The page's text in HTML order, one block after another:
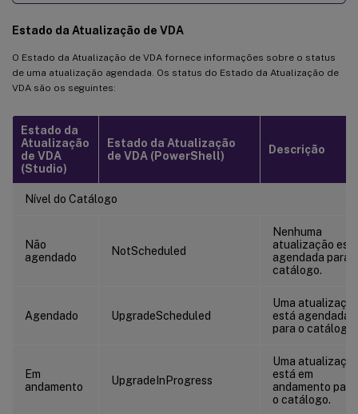
Estado da Atualização de VDA
O Estado da Atualização de VDA fornece informações sobre o status
de uma atualização agendada. Os status do Estado da Atualização de
VDA são os seguintes:
Estado da
Atualização
de VDA
(Studio)
Estado da Atualização
de VDA (PowerShell)
Descrição
Nível do Catálogo
Não
agendado
NotScheduled
Nenhuma
atualização
agendada para o
catálogo.
Agendado UpgradeScheduled
Uma
está agendada
para o catálogo.
Em
andamento
UpgradeInProgress
Uma
está em
andamento para
o catálogo.